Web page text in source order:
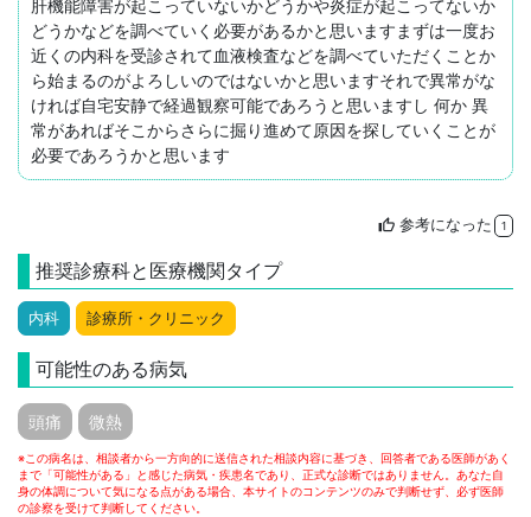
肝機能障害が起こっていないかどうかや炎症が起こってないか
どうかなどを調べていく必要があるかと思いますまずは一度お
近くの内科を受診されて血液検査などを調べていただくことか
ら始まるのがよろしいのではないかと思いますそれで異常がな
ければ自宅安静で経過観察可能であろうと思いますし 何か 異
常があればそこからさらに掘り進めて原因を探していくことが
必要であろうかと思います
thumb_up 参考になった 1
推奨診療科と医療機関タイプ
内科 診療所・クリニック
可能性のある病気
頭痛 微熱
※この病名は、相談者から一方向的に送信された相談内容に基づき、回答者である医師があく
まで「可能性がある」と感じた病気・疾患名であり、正式な診断ではありません。あなた自
身の体調について気になる点がある場合、本サイトのコンテンツのみで判断せず、必ず医師
の診察を受けて判断してください。